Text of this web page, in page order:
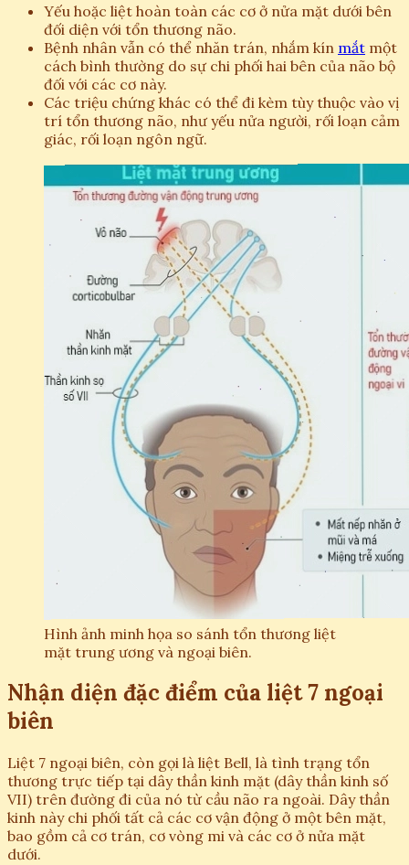
Yếu hoặc liệt hoàn toàn các cơ ở nửa mặt dưới bên
đối diện với tổn thương não.
Bệnh nhân vẫn có thể nhăn trán, nhắm kín mắt một
cách bình thường do sự chi phối hai bên của não bộ
đối với các cơ này.
Các triệu chứng khác có thể đi kèm tùy thuộc vào vị
trí tổn thương não, như yếu nửa người, rối loạn cảm
giác, rối loạn ngôn ngữ.
Hình ảnh minh họa so sánh tổn thương liệt
mặt trung ương và ngoại biên.
Nhận diện đặc điểm của liệt 7 ngoại
biên
Liệt 7 ngoại biên, còn gọi là liệt Bell, là tình trạng tổn
thương trực tiếp tại dây thần kinh mặt (dây thần kinh số
VII) trên đường đi của nó từ cầu não ra ngoài. Dây thần
kinh này chi phối tất cả các cơ vận động ở một bên mặt,
bao gồm cả cơ trán, cơ vòng mi và các cơ ở nửa mặt
dưới.